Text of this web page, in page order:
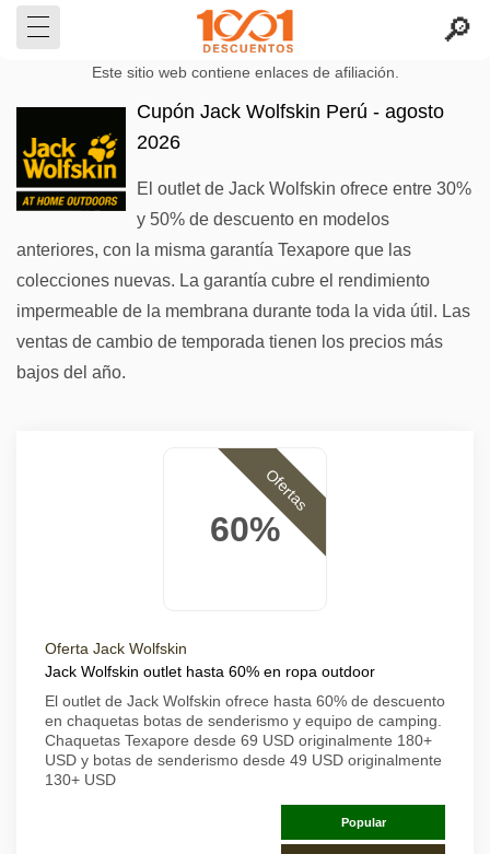
Este sitio web contiene enlaces de afiliación.
Cupón Jack Wolfskin Perú - agosto
2026
El outlet de Jack Wolfskin ofrece entre 30%
y 50% de descuento en modelos
anteriores, con la misma garantía Texapore que las
colecciones nuevas. La garantía cubre el rendimiento
impermeable de la membrana durante toda la vida útil. Las
ventas de cambio de temporada tienen los precios más
bajos del año.
60%
Ofertas
Oferta Jack Wolfskin
Jack Wolfskin outlet hasta 60% en ropa outdoor
El outlet de Jack Wolfskin ofrece hasta 60% de descuento
en chaquetas botas de senderismo y equipo de camping.
Chaquetas Texapore desde 69 USD originalmente 180+
USD y botas de senderismo desde 49 USD originalmente
130+ USD
Popular